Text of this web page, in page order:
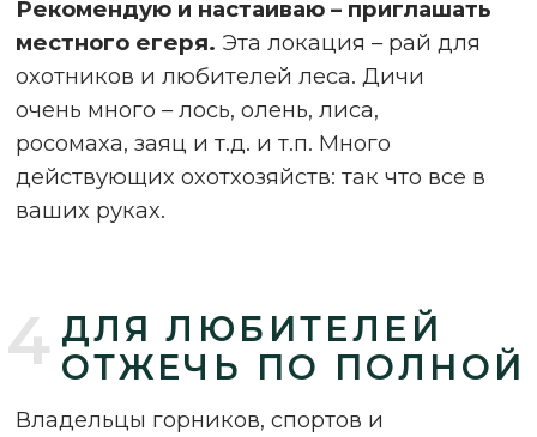
«ФРИРАЙД» в пейзаже заснеженных скал
и солнечного света. Большей частью это
плоские «столовые» вершины с покатыми
склонами, поросшими редколесьем –
Стартовать можно из любой указанной на
карте точки. Как правило базы